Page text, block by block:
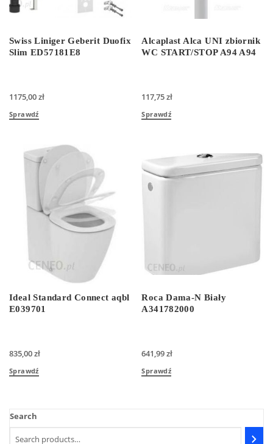
Swiss Liniger Geberit Duofix
Slim ED57181E8
1175,00zł
Sprawdź
Alcaplast Alca UNI zbiornik
WC START/STOP A94 A94
117,75zł
Sprawdź
Ideal Standard Connect aqbl
E039701
835,00zł
Sprawdź
Roca Dama-N Biały
A341782000
641,99zł
Sprawdź
Search